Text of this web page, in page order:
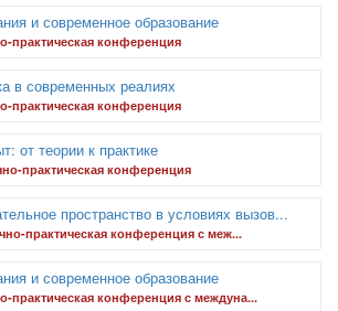
и современное образование
практическая конференция
в современных реалиях
практическая конференция
от теории к практике
практическая конференция
пространство в условиях вызов...
практическая конференция с меж...
и современное образование
практическая конференция с междуна...